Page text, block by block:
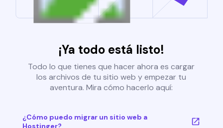
¡Ya todo está listo!
Todo lo que tienes que hacer ahora es cargar
los archivos de tu sitio web y empezar tu
aventura. Mira cómo hacerlo aquí:
¿Cómo puedo migrar un sitio web a
Hostinger?